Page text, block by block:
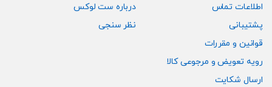
اطلاعات تماس
پشتیبانی
قوانین و مقررات
رویه تعویض و مرجوعی کالا
ارسال شکایت
درباره ست لوکس
نظر سنجی